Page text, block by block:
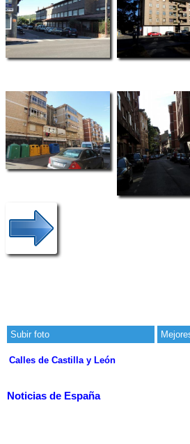
Subir foto
Calles de Castilla y León
Noticias de España